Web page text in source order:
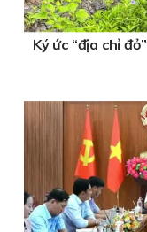
Ký ức “địa chỉ đỏ”